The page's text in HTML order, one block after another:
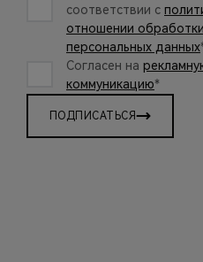
соответствии с
отношении обработки
персональных данных
Согласен на
коммуникацию*
ПОДПИСАТЬСЯ